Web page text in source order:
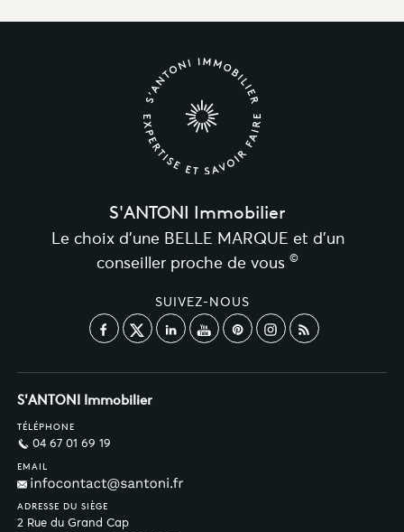
S'ANTONI Immobilier
Le choix d’une BELLE MARQUE et d’un
conseiller proche de vous ©
SUIVEZ-NOUS
S'ANTONI Immobilier
TÉLÉPHONE
04 67 01 69 19
EMAIL
ADRESSE DU SIÈGE
2 Rue du Grand Cap